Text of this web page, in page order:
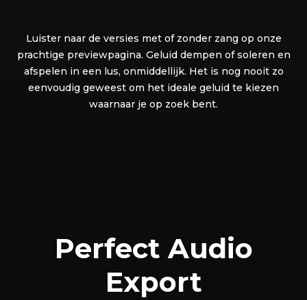
Luister naar de versies met of zonder zang op onze
prachtige previewpagina. Geluid dempen of soleren en
afspelen in een lus, onmiddellijk. Het is nog nooit zo
eenvoudig geweest om het ideale geluid te kiezen
waarnaar je op zoek bent.
Perfect Audio
Export